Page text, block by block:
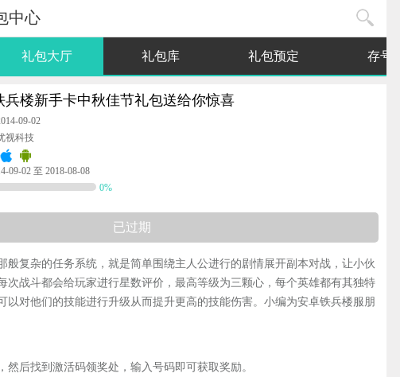
中心
礼包大厅 礼包库 礼包预定 存号箱
兵楼新手卡中秋佳节礼包送给你惊喜
09-02
视科技
09-02 至 2018-08-08
0%
已过期
般复杂的任务系统，就是简单围绕主人公进行的剧情展开副本对战，让小伙
次战斗都会给玩家进行星数评价，最高等级为三颗心，每个英雄都有其独特
以对他们的技能进行升级从而提升更高的技能伤害。小编为安卓铁兵楼服朋
然后找到激活码领奖处，输入号码即可获取奖励。